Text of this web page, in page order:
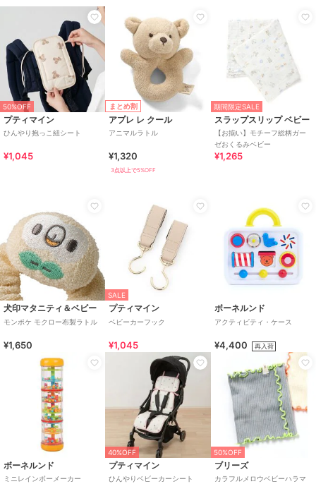
50%OFF
プティマイン
ひんやり抱っこ紐シート
¥1,045
まとめ割
アプレ レ クール
アニマルラトル
¥1,320
3点以上で5%OFF
期間限定SALE
スラップスリップ ベビー
【お揃い】モチーフ総柄ガー
ゼおくるみベビー
¥1,265
犬印マタニティ＆ベビー
モンポケ モクロー布製ラトル
¥1,650
SALE
プティマイン
ベビーカーフック
¥1,045
ボーネルンド
アクティビティ・ケース
¥4,400 再入荷
ボーネルンド
ミニレインボーメーカー
40%OFF
プティマイン
ひんやりベビーカーシート
50%OFF
ブリーズ
カラフルメロウベビーハラマ